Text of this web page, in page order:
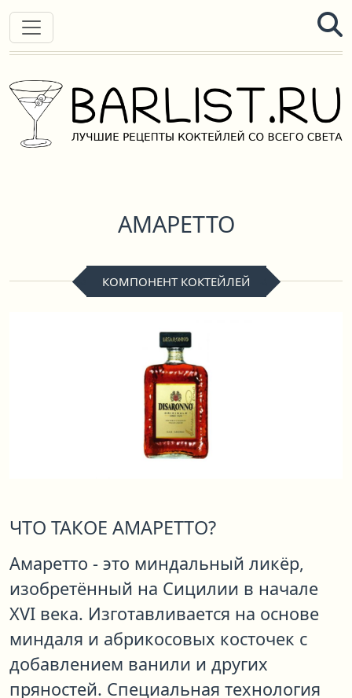
АМАРЕТТО
КОМПОНЕНТ КОКТЕЙЛЕЙ
ЧТО ТАКОЕ АМАРЕТТО?
Амаретто - это миндальный ликёр,
изобретённый на Сицилии в начале
XVI века. Изготавливается на основе
миндаля и абрикосовых косточек с
добавлением ванили и других
пряностей. Специальная технология